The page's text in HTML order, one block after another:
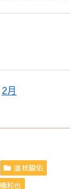
2月
道枝駿佑
和也